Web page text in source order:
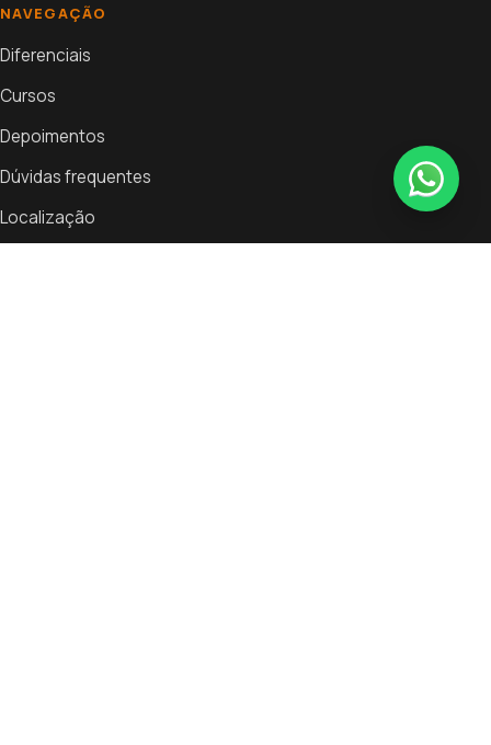
NAVEGAÇÃO
Diferenciais
Cursos
Depoimentos
Dúvidas frequentes
Localização